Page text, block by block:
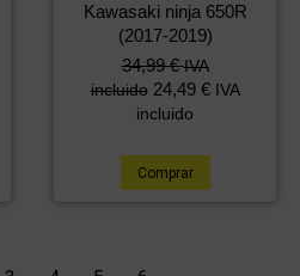
Kawasaki ninja 650R
(2017-2019)
34,99€ IVA
incluido 24,49 € IVA
incluido
Comprar